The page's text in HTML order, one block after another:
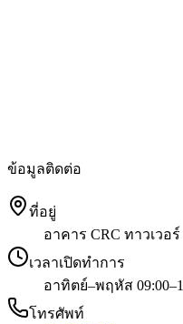
ข้อมูลติดต่อ
ที่อยู่
อาคาร CRC ทาวเว
เวลาเปิดทำการ
อาทิตย์–พฤหัส
โทรศัพท์